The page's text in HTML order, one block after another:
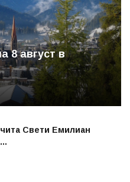
8 август в
Свeти Емилиан